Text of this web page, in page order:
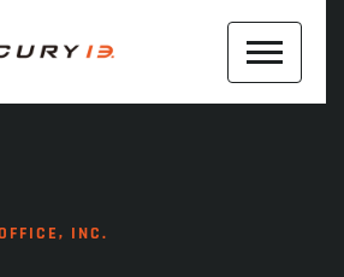
INC.